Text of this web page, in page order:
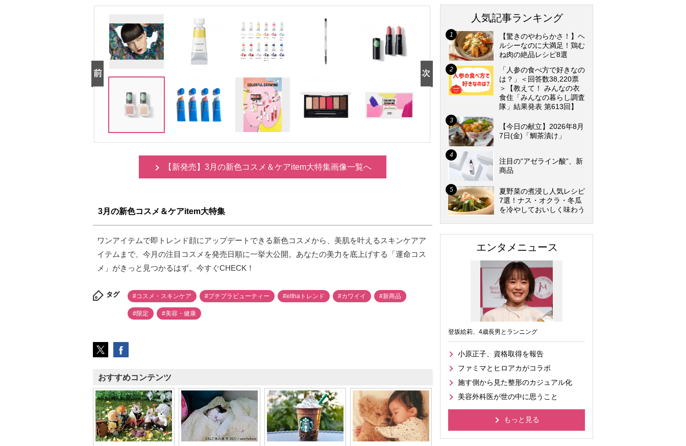
【新発売】3月の新色コスメ＆ケアitem大特集画像一覧へ
3月の新色コスメ＆ケアitem大特集
ワンアイテムで即トレンド顔にアップデートできる新色コスメから、美肌を叶えるスキンケアア
イテムまで、今月の注目コスメを発売日順に一挙大公開。あなたの美力を底上げする「運命コス
メ」がきっと見つかるはず。今すぐCHECK！
タグ #コスメ・スキンケア #プチプラビューティー #elthaトレンド #カワイイ #新商品
#限定 #美容・健康
おすすめコンテンツ
人気記事ランキング
【驚きのやわらかさ！】ヘ
ルシーなのに大満足！鶏む
ね肉の絶品レシピ8選
「人参の食べ方で好きなの
は？」＜回答数38,220票
＞【教えて！ みんなの衣
食住「みんなの暮らし調査
隊」結果発表 第613回】
【今日の献立】2026年8月
7日(金)「鯛茶漬け」
注目の“アゼライン酸”、新
商品
夏野菜の煮浸し人気レシピ
7選！ナス・オクラ・冬瓜
を冷やしておいしく味わう
エンタメニュース
登坂絵莉、4歳長男とランニング
小原正子、資格取得を報告
ファミマとヒロアカがコラボ
施す側から見た整形のカジュアル化
美容外科医が世の中に思うこと
もっと見る